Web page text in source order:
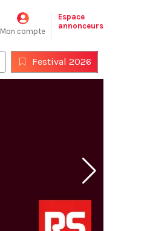
Mon compte
Espace
annonceurs
Festival 2026